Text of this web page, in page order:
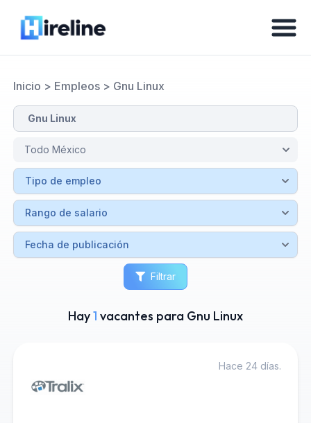
Inicio > Empleos> Gnu Linux
Filtrar
Hay1 vacantes para Gnu Linux
Hace 24 días.